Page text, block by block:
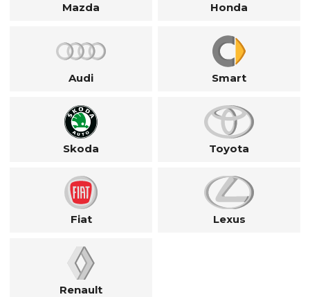
Mazda Honda
Audi Smart
Skoda Toyota
Fiat Lexus
Renault